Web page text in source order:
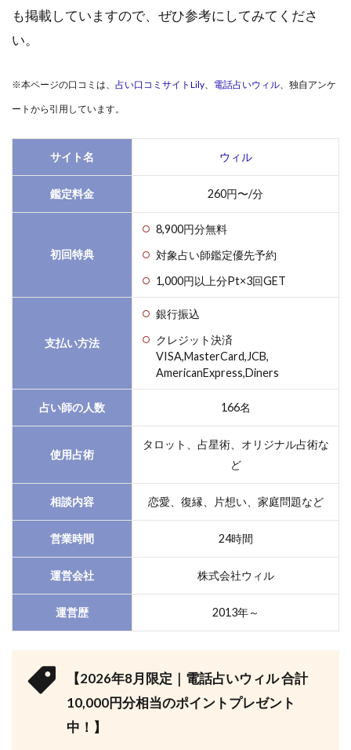
も掲載していますので、ぜひ参考にしてみてくださ
い。
※本ページの口コミは、 占い口コミサイトLily、 電話占いウィル、独自アンケ
ートから引用しています。
サイト名 ウィル
鑑定料金 260円〜/分
初回特典
8,900円分無料
対象占い師鑑定優先予約
1,000円以上分Pt×3回GET
支払い方法
銀行振込
クレジット決済
VISA,MasterCard,JCB,
AmericanExpress,Diners
占い師の人数 166名
使用占術
タロット、占星術、オリジナル占術な
ど
相談内容 恋愛、復縁、片想い、家庭問題など
営業時間 24時間
運営会社 株式会社ウィル
運営歴 2013年～
【2026年8月限定｜電話占いウィル 合計
10,000円分相当のポイントプレゼント
中！】